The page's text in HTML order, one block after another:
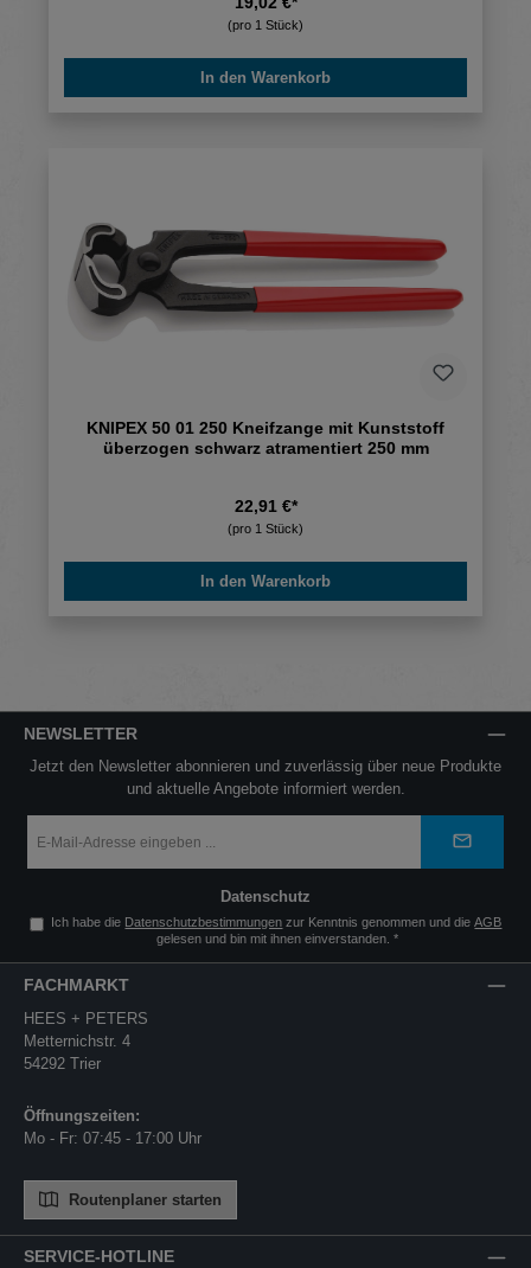
(pro 1 Stück)
In den Warenkorb
KNIPEX 50 01 250 Kneifzange mit Kunststoff
überzogen schwarz atramentiert 250 mm
22,91 €*
(pro 1 Stück)
In den Warenkorb
NEWSLETTER
Jetzt den Newsletter abonnieren und zuverlässig über neue Produkte
und aktuelle Angebote informiert werden.
Mail-
*
Datenschutz
Ich habe die Datenschutzbestimmungen zur Kenntnis genommen und dieAGB
gelesen und bin mit ihnen einverstanden. *
SERVICE-HOTLINE
FACHMARKT
HEES + PETERS
Metternichstr. 4
54292 Trier
Öffnungszeiten:
Mo - Fr: 07:45 - 17:00 Uhr
Routenplaner starten